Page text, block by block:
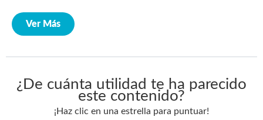
Ver Más
¿De cuánta utilidad te ha parecido
este contenido?
¡Haz clic en una estrella para puntuar!